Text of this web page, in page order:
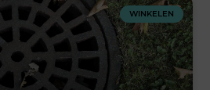
WINKELEN